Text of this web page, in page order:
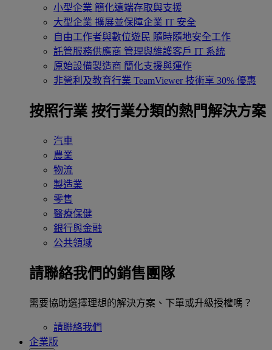
小型企業 簡化遠端存取與支援
大型企業 擴展並保障企業 IT 安全
自由工作者與數位遊民 隨時隨地安全工作
託管服務供應商 管理與維護客戶 IT 系統
原始設備製造商 簡化支援與運作
非營利及教育行業 TeamViewer 技術享 30% 優惠
按照行業 按行業分類的熱門解決方案
汽車
農業
物流
製造業
零售
醫療保健
銀行與金融
公共領域
請聯絡我們的銷售團隊
需要協助選擇理想的解決方案、下單或升級授權嗎？
請聯絡我們
企業版